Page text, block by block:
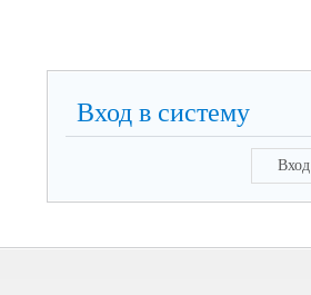
Вход в систему
Вход